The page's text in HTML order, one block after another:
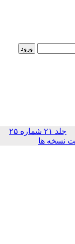
جلد ۲۱ شماره ۲۵
ها